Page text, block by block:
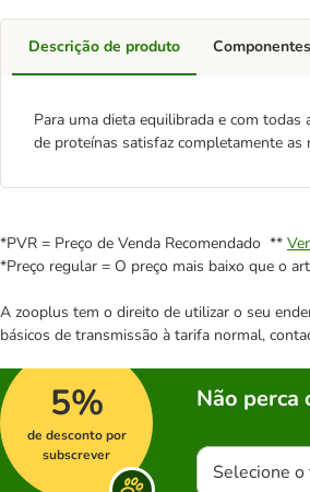
Descrição de produto
Para uma dieta equilibrada e com
de proteínas satisfaz completamente as
*PVR = Preço de Venda Recomendado **
*Preço regular = O preço mais baixo que o
A zooplus tem o direito de utilizar o seu
básicos de transmissão à tarifa normal,
5%
de desconto por
subscrever
Não perca
Selecione